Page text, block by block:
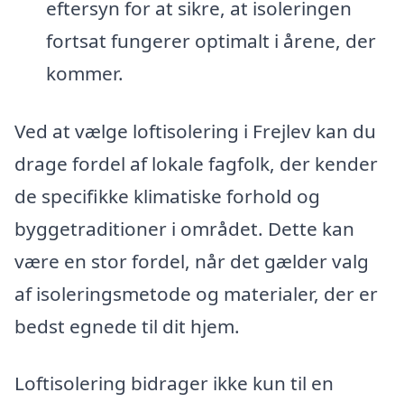
eftersyn for at sikre, at isoleringen
fortsat fungerer optimalt i årene, der
kommer.
Ved at vælge loftisolering i Frejlev kan du
drage fordel af lokale fagfolk, der kender
de specifikke klimatiske forhold og
byggetraditioner i området. Dette kan
være en stor fordel, når det gælder valg
af isoleringsmetode og materialer, der er
bedst egnede til dit hjem.
Loftisolering bidrager ikke kun til en